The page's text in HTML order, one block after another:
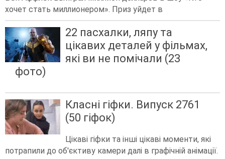
хочет стать миллионером». Приз уйдет в
22 пасхалки, ляпу та
цікавих деталей у фільмах,
які ви не помічали (23
фото)
Класні гіфки. Випуск 2761
(50 гіфок)
Цікаві гіфки та інші цікаві моменти, які
потрапили до об'єктиву камери далі в графічній анімації.